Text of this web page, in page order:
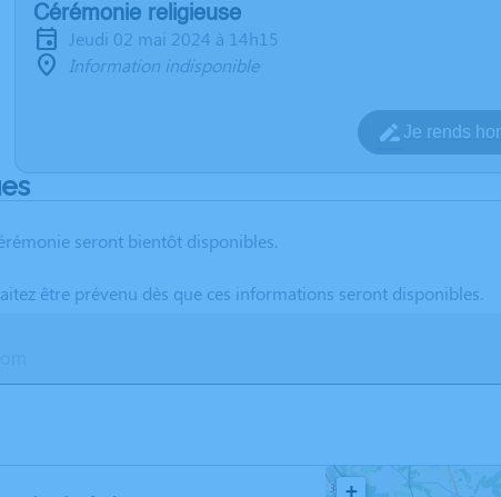
Cérémonie religieuse
jeudi 02 mai 2024 à 14h15
Information indisponible
Je rends
seront bientôt disponibles.
être prévenu dès que ces informations seront disponibles.
+